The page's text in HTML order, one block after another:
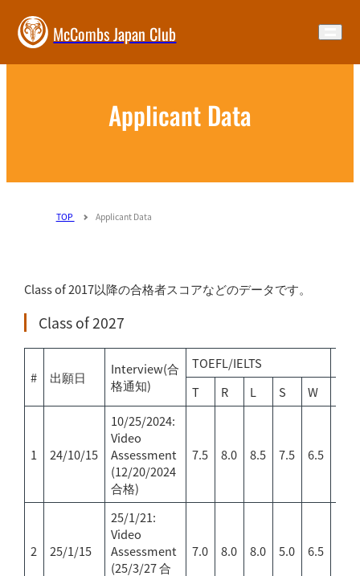
McCombs Japan Club
Applicant Data
TOP Applicant Data
Class of 2017以降の合格者スコアなどのデータです。
Class of 2027
# 出願日
Interview(合
格通知)
TOEFL/IELTS
T
R L S W
1 24/10/15
10/25/2024:
Video
Assessment
(12/20/2024
合格)
7.5 8.0 8.5 7.5 6.5
2 25/1/15
25/1/21:
Video
Assessment
(25/3/27 合
7.0 8.0 8.0 5.0 6.5